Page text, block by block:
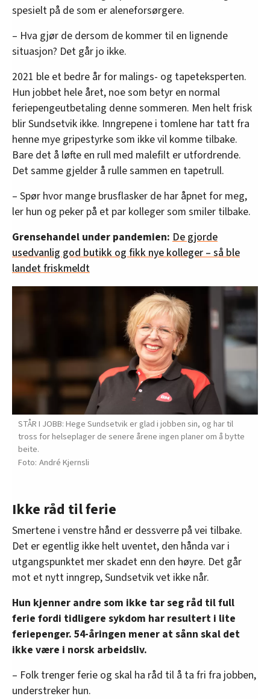
spesielt på de som er aleneforsørgere.
– Hva gjør de dersom de kommer til en lignende
situasjon? Det går jo ikke.
2021 ble et bedre år for malings- og tapeteksperten.
Hun jobbet hele året, noe som betyr en normal
feriepengeutbetaling denne sommeren. Men helt frisk
blir Sundsetvik ikke. Inngrepene i tomlene har tatt fra
henne mye gripestyrke som ikke vil komme tilbake.
Bare det å løfte en rull med malefilt er utfordrende.
Det samme gjelder å rulle sammen en tapetrull.
– Spør hvor mange brusflasker de har åpnet for meg,
ler hun og peker på et par kolleger som smiler tilbake.
Grensehandel under pandemien: De gjorde
usedvanlig god butikk og fikk nye kolleger – så ble
landet friskmeldt
STÅR I JOBB: Hege Sundsetvik er glad i jobben sin, og har til
tross for helseplager de senere årene ingen planer om å bytte
beite.
André Kjernsli
Ikke råd til ferie
Smertene i venstre hånd er dessverre på vei tilbake.
Det er egentlig ikke helt uventet, den hånda var i
utgangspunktet mer skadet enn den høyre. Det går
mot et nytt inngrep, Sundsetvik vet ikke når.
Hun kjenner andre som ikke tar seg råd til full
ferie fordi tidligere sykdom har resultert i lite
feriepenger. 54-åringen mener at sånn skal det
ikke være i norsk arbeidsliv.
– Folk trenger ferie og skal ha råd til å ta fri fra jobben,
understreker hun.